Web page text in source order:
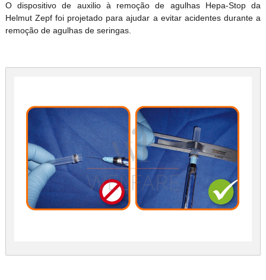
O dispositivo de auxilio à remoção de agulhas Hepa-Stop da
Helmut Zepf foi projetado para ajudar a evitar acidentes durante a
remoção de agulhas de seringas.